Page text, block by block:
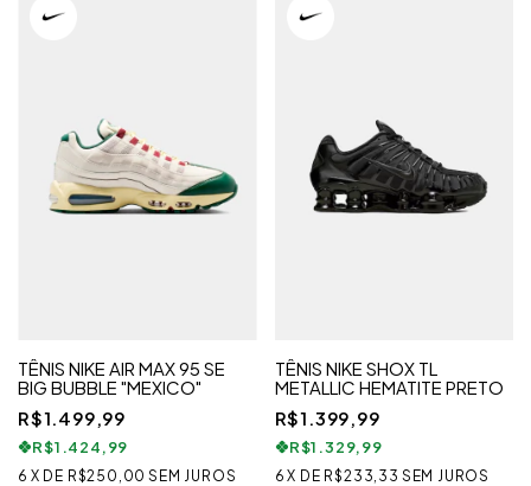
TÊNIS NIKE AIR MAX 95 SE
BIG BUBBLE "MEXICO"
R$1.499,99
R$1.424,99
6 X DE R$250,00 SEM JUROS
TÊNIS NIKE SHOX TL
METALLIC HEMATITE PRETO
R$1.399,99
R$1.329,99
6 X DE R$233,33 SEM JUROS